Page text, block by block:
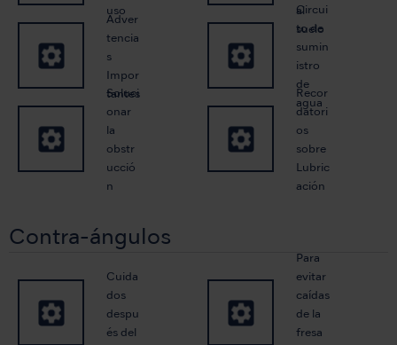
uso
al
suelo
Adver
tencia
s
Impor
tantes
Circui
to de
sumin
istro
de
agua
Soluci
onar
la
obstr
ucció
n
Recor
datori
os
sobre
Lubric
ación
Contra-ángulos
Cuida
dos
despu
és del
Para
evitar
caídas
de la
fresa